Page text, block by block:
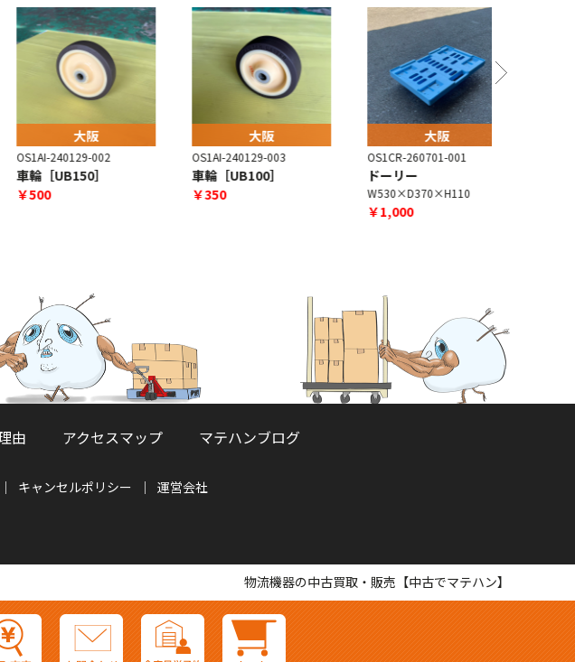
240129-002
輪［UB150］
500
OS1AI-240129-003
車輪［UB100］
￥350
OS1CR-260701-001
ドーリー
W530×D370×H110
￥1,000
由 アクセスマップ マテハンブログ
キャンセルポリシー 運営会社
物流機器の中古買取・販売【中古でマテハン】